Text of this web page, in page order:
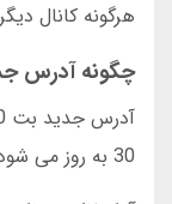
هرگونه کانال
چگونه آدرس جدید بت 30
30 به روز می شود.